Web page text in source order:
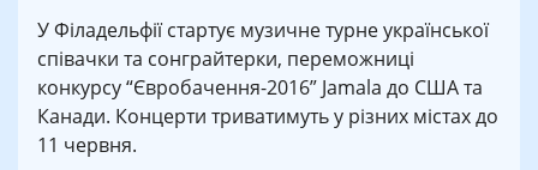
У Філадельфії стартує музичне турне української
співачки та сонграйтерки, переможниці
конкурсу “Євробачення-2016” Jamala до США та
Канади. Концерти триватимуть у різних містах до
11 червня.